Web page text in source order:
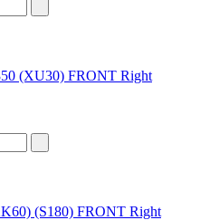
(XU30) FRONT Right
(S180) FRONT Right